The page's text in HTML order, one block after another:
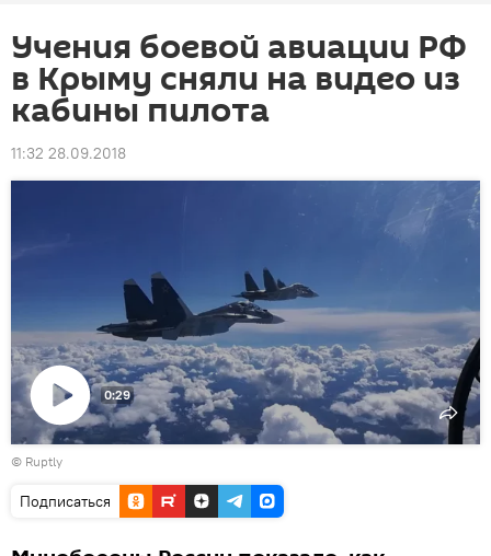
Учения боевой авиации РФ
в Крыму сняли на видео из
кабины пилота
11:32 28.09.2018
Воспроизвести
видео
0:29
© Ruptly
Подписаться